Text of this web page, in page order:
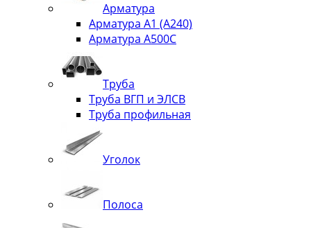
Арматура
Арматура А1 (А240)
Арматура А500С
Труба
Труба ВГП и ЭЛСВ
Труба профильная
Уголок
Полоса